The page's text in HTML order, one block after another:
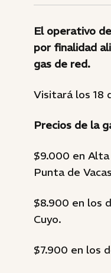
El operativo
por finalidad
gas de red.
Visitará los 18
Precios de la
$9.000 en
Punta de
$8.900 en los
Cuyo.
$7.900 en los